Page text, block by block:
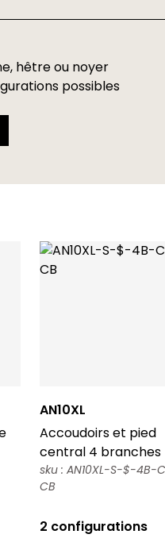
hêtre ou noyer
possibles
AN10XL
Accoudoirs et pied
central 4 branches
sku : AN10XL-S-$-4B-
CB
2 configurations